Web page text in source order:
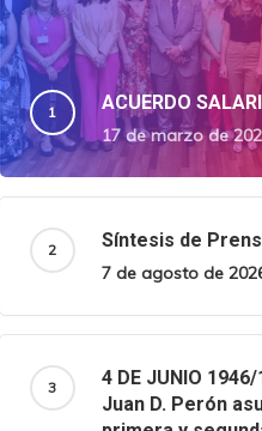
ACUERDO
17 de marzo de
Síntesis de
7 de agosto de
4 DE JUNIO
Juan D. Perón